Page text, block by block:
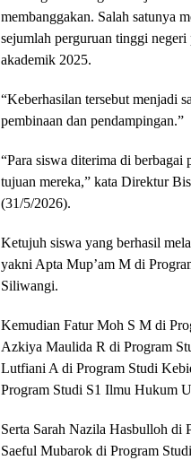
membanggakan. Salah satunya
sejumlah perguruan tinggi negeri
akademik 2025.
“Keberhasilan tersebut menjadi
pembinaan dan pendampingan.”
“Para siswa diterima di berbagai
tujuan mereka,” kata Direktur
(31/5/2026).
Ketujuh siswa yang berhasil
yakni Apta Mup’am M di
Siliwangi.
Kemudian Fatur Moh S M di
Azkiya Maulida R di Program
Lutfiani A di Program Studi
Program Studi S1 Ilmu Hukum
Serta Sarah Nazila Hasbulloh di
Saeful Mubarok di Program